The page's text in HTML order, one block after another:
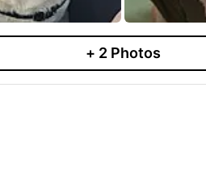
+ 2 Photos